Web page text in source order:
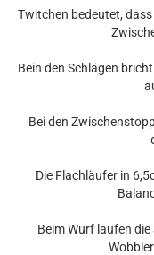
Twitchen bedeutet,
Bein den Schlägen
Bei den
Die Flachläufer in
Beim Wurf laufen